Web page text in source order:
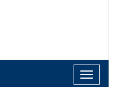
Toggle
navigation